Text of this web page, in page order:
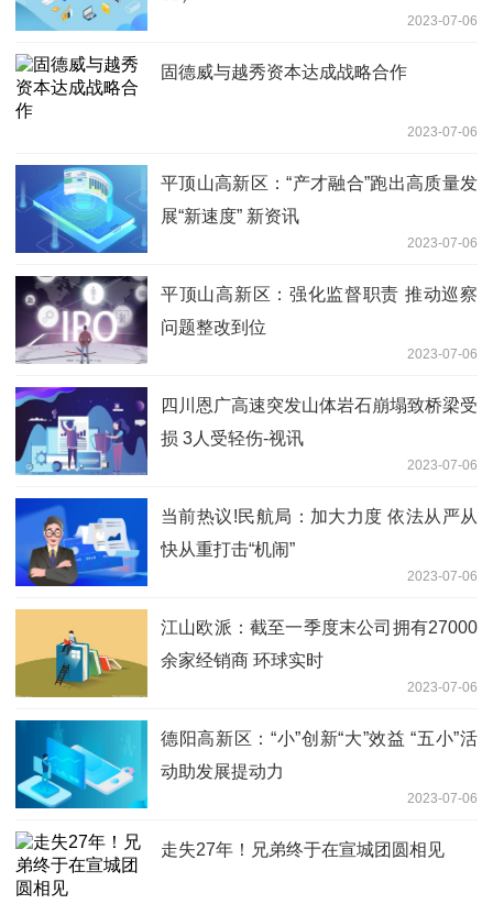
2023-07-06
固德威与越秀资本达成战略合作
2023-07-06
平顶山高新区：“产才融合”跑出高质量发
展“新速度” 新资讯
2023-07-06
平顶山高新区：强化监督职责 推动巡察
问题整改到位
2023-07-06
四川恩广高速突发山体岩石崩塌致桥梁受
损 3人受轻伤-视讯
2023-07-06
当前热议!民航局：加大力度 依法从严从
快从重打击“机闹”
2023-07-06
江山欧派：截至一季度末公司拥有27000
余家经销商 环球实时
2023-07-06
德阳高新区：“小”创新“大”效益 “五小”活
动助发展提动力
2023-07-06
走失27年！兄弟终于在宣城团圆相见